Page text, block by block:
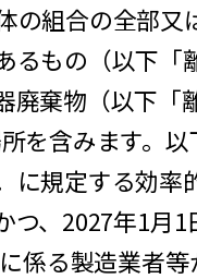
組合の全部又
もの（以下「
廃棄物（以下「
を含みます。
に規定する効率
、2027年1月1
係る製造業者等